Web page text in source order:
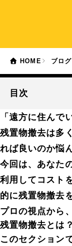
HOME ブログ
目次
「遠方に住ん
残置物撤去は多
れば良いのか悩
今回は、あなた
利用してコスト
的に残置物撤去
プロの視点から
残置物撤去とは
このセクション